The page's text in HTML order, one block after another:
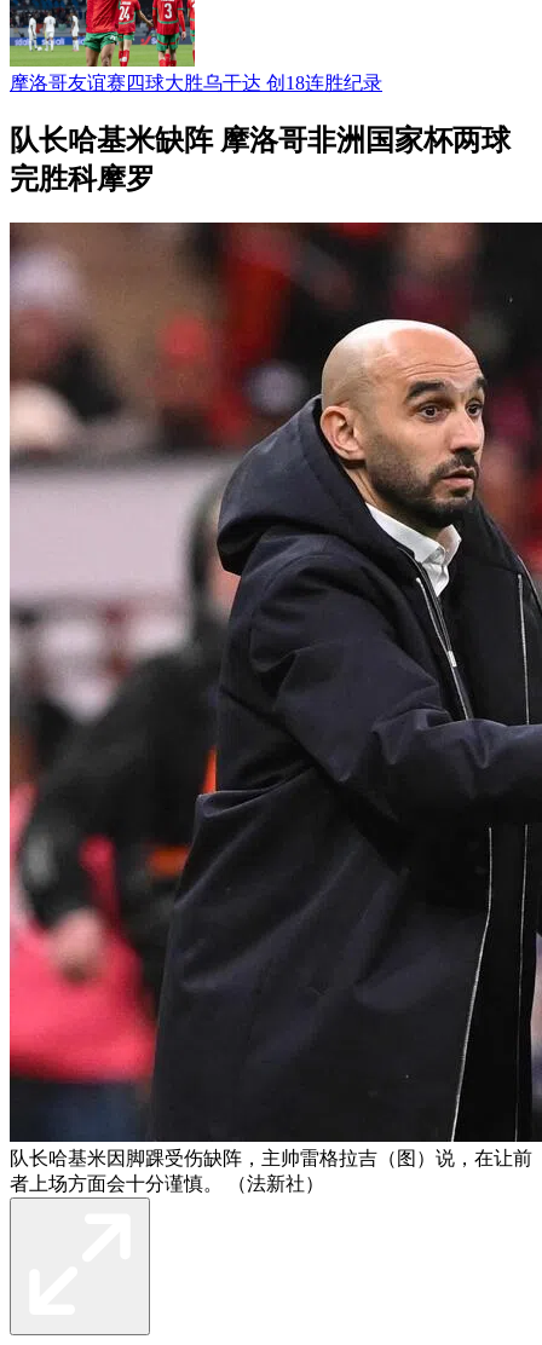
摩洛哥友谊赛四球大胜乌干达 创18连胜纪录
队长哈基米缺阵 摩洛哥非洲国家杯两球
完胜科摩罗
队长哈基米因脚踝受伤缺阵，主帅雷格拉吉（图）说，在让前
者上场方面会十分谨慎。 （法新社）